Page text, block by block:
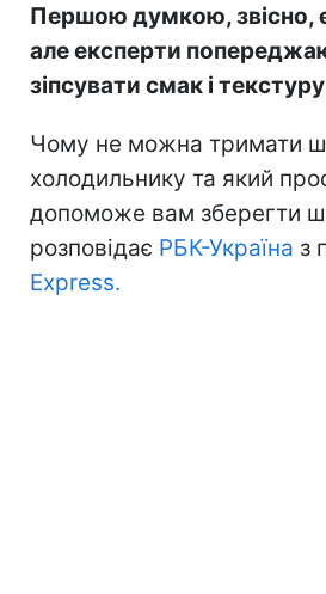
Першою думкою, звісно,
але експерти
зіпсувати смак і
Чому не можна тримати
холодильнику та який
допоможе вам зберегти
розповідає РБК-Україна з
Express.